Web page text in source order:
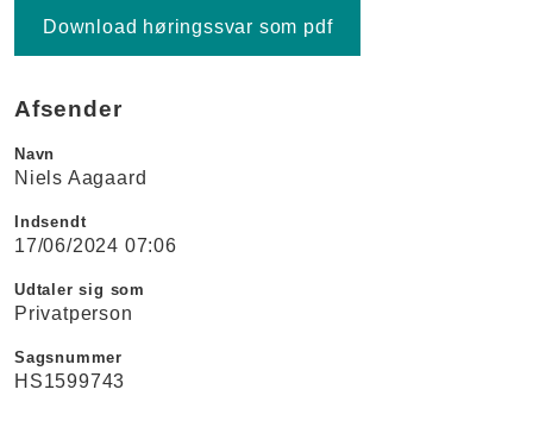
Download høringssvar som pdf
Afsender
Navn
Niels Aagaard
Indsendt
17/06/2024 07:06
Udtaler sig som
Privatperson
Sagsnummer
HS1599743